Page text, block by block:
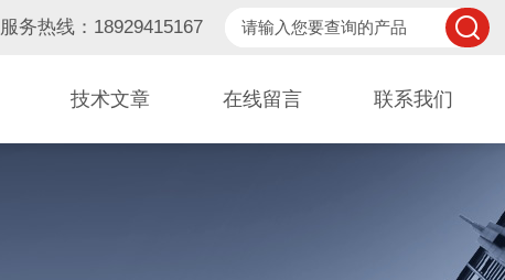
服务热线：18929415167
技术文章 在线留言 联系我们